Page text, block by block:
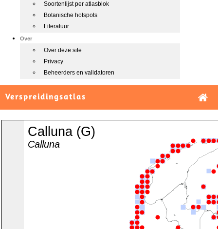
Soortenlijst per atlasblok
Botanische hotspots
Literatuur
Over
Over deze site
Privacy
Beheerders en validatoren
Verspreidingsatlas